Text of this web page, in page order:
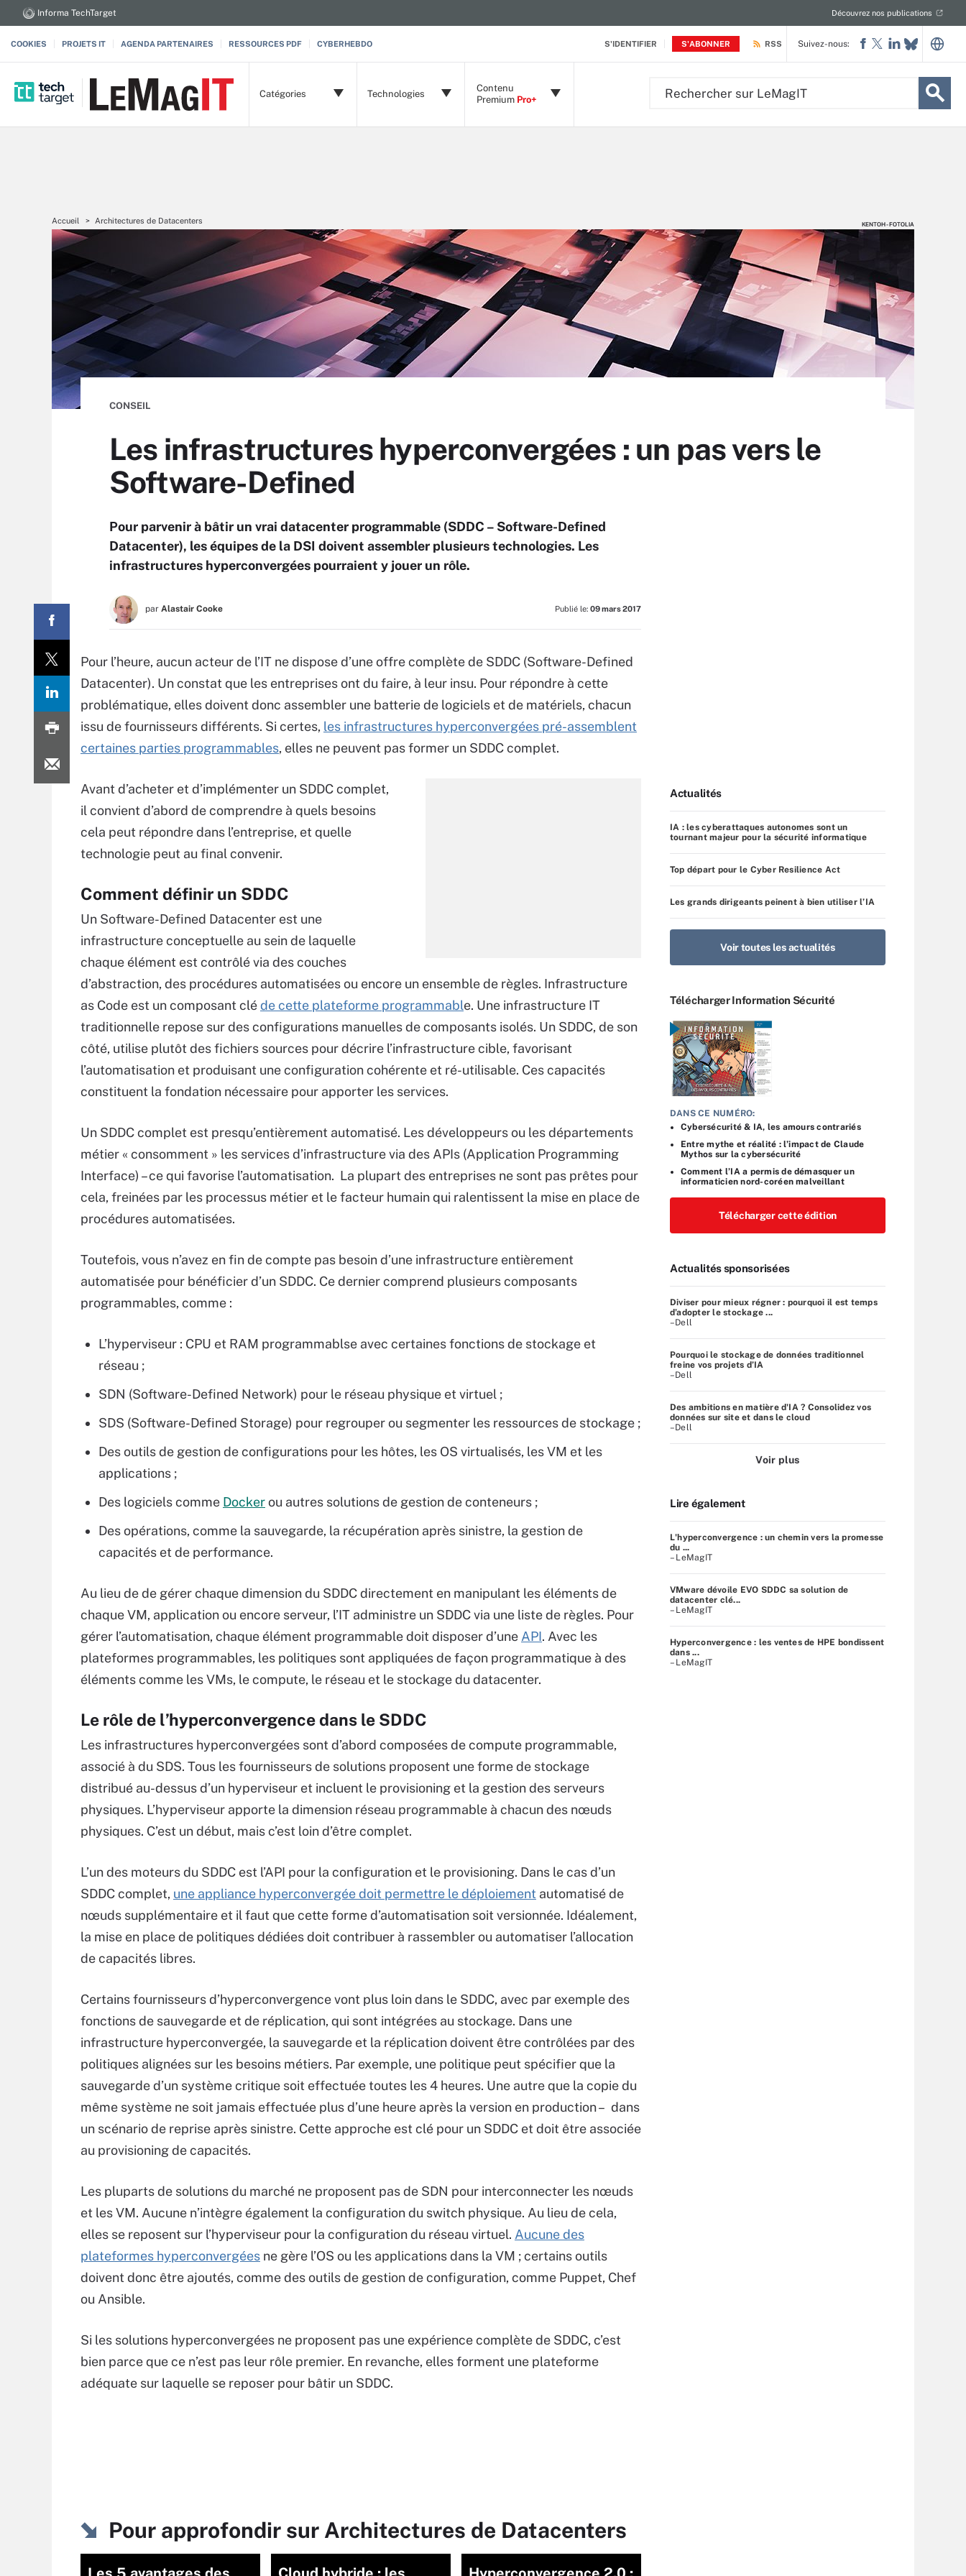
S'IDENTIFIER S'ABONNER
Informa TechTarget Découvrez nos publications
COOKIES PROJETS IT AGENDA PARTENAIRES RESSOURCES PDF CYBERHEBDO RSS
Catégories Technologies
Contenu
Premium Pro+
Suivez-nous:
Accueil Architectures de Datacenters KENTOH - FOTOLIA
KENTOH - FOTOLIA
CONSEIL
Les infrastructures hyperconvergées : un pas vers le
Software-Defined
Pour parvenir à bâtir un vrai datacenter programmable (SDDC – Software-Defined
Datacenter), les équipes de la DSI doivent assembler plusieurs technologies. Les
infrastructures hyperconvergées pourraient y jouer un rôle.
par Alastair Cooke Publié le: 09 mars 2017
Pour l’heure, aucun acteur de l’IT ne dispose d’une offre complète de SDDC (Software-Defined
Datacenter). Un constat que les entreprises ont du faire, à leur insu. Pour répondre à cette
problématique, elles doivent donc assembler une batterie de logiciels et de matériels, chacun
issu de fournisseurs différents. Si certes, les infrastructures hyperconvergées pré-assemblent
certaines parties programmables, elles ne peuvent pas former un SDDC complet.
Avant d’acheter et d’implémenter un SDDC complet,
il convient d’abord de comprendre à quels besoins
cela peut répondre dans l’entreprise, et quelle
technologie peut au final convenir.
Comment définir un SDDC
Un Software-Defined Datacenter est une
infrastructure conceptuelle au sein de laquelle
chaque élément est contrôlé via des couches
d’abstraction, des procédures automatisées ou encore un ensemble de règles. Infrastructure
as Code est un composant cléde cette plateforme programmable. Une infrastructure IT
traditionnelle repose sur des configurations manuelles de composants isolés. Un SDDC, de son
côté, utilise plutôt des fichiers sources pour décrire l’infrastructure cible, favorisant
l’automatisation et produisant une configuration cohérente et ré-utilisable. Ces capacités
constituent la fondation nécessaire pour apporter les services.
Un SDDC complet est presqu’entièrement automatisé. Les développeurs ou les départements
métier « consomment » les services d’infrastructure via des APIs (Application Programming
Interface) – ce qui favorise l’automatisation. La plupart des entreprises ne sont pas prêtes pour
cela, freinées par les processus métier et le facteur humain qui ralentissent la mise en place de
procédures automatisées.
Toutefois, vous n’avez en fin de compte pas besoin d’une infrastructure entièrement
automatisée pour bénéficier d’un SDDC. Ce dernier comprend plusieurs composants
programmables, comme :
L’hyperviseur : CPU et RAM programmablse avec certaines fonctions de stockage et
réseau ;
SDN (Software-Defined Network) pour le réseau physique et virtuel ;
SDS (Software-Defined Storage) pour regrouper ou segmenter les ressources de stockage ;
Des outils de gestion de configurations pour les hôtes, les OS virtualisés, les VM et les
applications ;
Des logiciels comme Dockerou autres solutions de gestion de conteneurs ;
Des opérations, comme la sauvegarde, la récupération après sinistre, la gestion de
capacités et de performance.
Au lieu de de gérer chaque dimension du SDDC directement en manipulant les éléments de
chaque VM, application ou encore serveur, l’IT administre un SDDC via une liste de règles. Pour
gérer l’automatisation, chaque élément programmable doit disposer d’une API. Avec les
plateformes programmables, les politiques sont appliquées de façon programmatique à des
éléments comme les VMs, le compute, le réseau et le stockage du datacenter.
Le rôle de l’hyperconvergence dans le SDDC
Les infrastructures hyperconvergées sont d’abord composées de compute programmable,
associé à du SDS. Tous les fournisseurs de solutions proposent une forme de stockage
distribué au-dessus d’un hyperviseur et incluent le provisioning et la gestion des serveurs
physiques. L’hyperviseur apporte la dimension réseau programmable à chacun des nœuds
physiques. C’est un début, mais c’est loin d’être complet.
L’un des moteurs du SDDC est l’API pour la configuration et le provisioning. Dans le cas d’un
SDDC complet, une appliance hyperconvergée doit permettre le déploiement automatisé de
nœuds supplémentaire et il faut que cette forme d’automatisation soit versionnée. Idéalement,
la mise en place de politiques dédiées doit contribuer à rassembler ou automatiser l’allocation
de capacités libres.
Certains fournisseurs d’hyperconvergence vont plus loin dans le SDDC, avec par exemple des
fonctions de sauvegarde et de réplication, qui sont intégrées au stockage. Dans une
infrastructure hyperconvergée, la sauvegarde et la réplication doivent être contrôlées par des
politiques alignées sur les besoins métiers. Par exemple, une politique peut spécifier que la
sauvegarde d’un système critique soit effectuée toutes les 4 heures. Une autre que la copie du
même système ne soit jamais effectuée plus d’une heure après la version en production – dans
un scénario de reprise après sinistre. Cette approche est clé pour un SDDC et doit être associée
au provisioning de capacités.
Les pluparts de solutions du marché ne proposent pas de SDN pour interconnecter les nœuds
et les VM. Aucune n’intègre également la configuration du switch physique. Au lieu de cela,
elles se reposent sur l’hyperviseur pour la configuration du réseau virtuel. Aucune des
plateformes hyperconvergées ne gère l’OS ou les applications dans la VM ; certains outils
doivent donc être ajoutés, comme des outils de gestion de configuration, comme Puppet, Chef
ou Ansible.
Si les solutions hyperconvergées ne proposent pas une expérience complète de SDDC, c’est
bien parce que ce n’est pas leur rôle premier. En revanche, elles forment une plateforme
adéquate sur laquelle se reposer pour bâtir un SDDC.
Pour approfondir sur Architectures de Datacenters
Actualités
IA : les cyberattaques autonomes sont un
tournant majeur pour la sécurité informatique
Top départ pour le Cyber Resilience Act
Les grands dirigeants peinent à bien utiliser l’IA
Voir toutes les actualités
Télécharger Information Sécurité
DANS CE NUMÉRO:
Cybersécurité & IA, les amours contrariés
Entre mythe et réalité : l’impact de Claude
Mythos sur la cybersécurité
Comment l’IA a permis de démasquer un
informaticien nord-coréen malveillant
Télécharger cette édition
Actualités sponsorisées
Diviser pour mieux régner : pourquoi il est temps
d’adopter le stockage ...
–Dell
Pourquoi le stockage de données traditionnel
freine vos projets d’IA
–Dell
Des ambitions en matière d'IA ? Consolidez vos
données sur site et dans le cloud
–Dell
Voir plus
Lire également
L'hyperconvergence : un chemin vers la promesse
du ...
– LeMagIT
VMware dévoile EVO SDDC sa solution de
datacenter clé...
– LeMagIT
Hyperconvergence : les ventes de HPE bondissent
dans ...
– LeMagIT